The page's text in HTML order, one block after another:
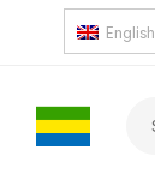
English